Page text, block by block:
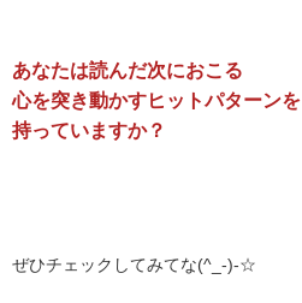
あなたは読んだ次におこる
心を突き動かすヒットパターンを
持っていますか？
ぜひチェックしてみてな(^_-)-☆